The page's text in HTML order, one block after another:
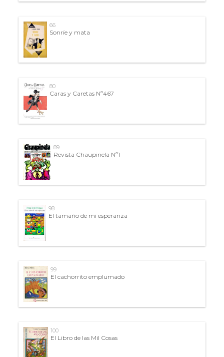
66
Sonríe y mata
80
Caras y Caretas Nº467
89
Revista Chaupinela Nº1
98
El tamaño de mi esperanza
99
El cachorrito emplumado
100
El Libro de las Mil Cosas